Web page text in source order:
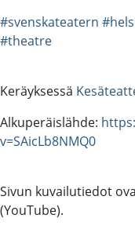
#svenskateatern
#theatre
Keräyksessä
Alkuperäislähde:
v=SAicLb8NMQ0
Sivun kuvailutiedot
(YouTube).